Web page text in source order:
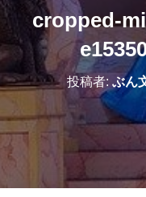
cropped-
投稿者: ぶん